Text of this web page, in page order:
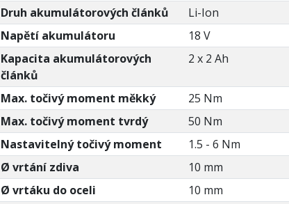
Druh akumulátorových článků
Li-Ion
Napětí akumulátoru
18 V
Kapacita akumulátorových
článků
2 x 2 Ah
Max. točivý moment měkký
25 Nm
Max. točivý moment tvrdý
50 Nm
Nastavitelný točivý moment
1.5 - 6 Nm
Ø vrtání zdiva
10 mm
Ø vrtáku do oceli
10 mm